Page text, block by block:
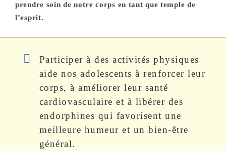
prendre soin de notre corps en tant que temple de
l’esprit.
Participer à des activités physiques
aide nos adolescents à renforcer leur
corps, à améliorer leur santé
cardiovasculaire et à libérer des
endorphines qui favorisent une
meilleure humeur et un bien-être
général.